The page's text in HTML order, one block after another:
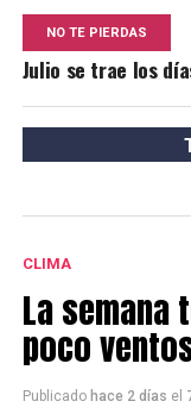
NO TE PIERDAS
Julio se trae los
CLIMA
La semana
poco
Publicado hace 2 días el